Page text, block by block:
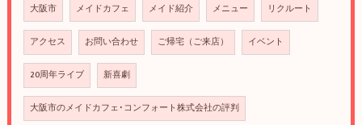
大阪市 メイドカフェ メイド紹介 メニュー リクルート
アクセス お問い合わせ ご帰宅（ご来店） イベント
20周年ライブ 新喜劇
大阪市のメイドカフェ･コンフォート株式会社の評判